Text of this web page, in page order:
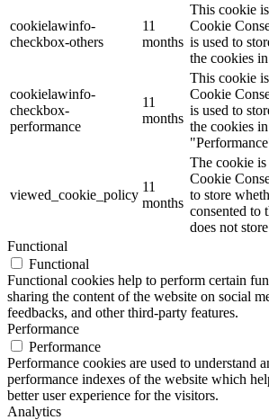
cookielawinfo-
checkbox-others
11
months
This cookie
Cookie
is used to
the cookies
cookielawinfo-
checkbox-
performance
11
months
This cookie
Cookie
is used to
the cookies
viewed_cookie_policy
11
months
The cookie
Cookie
to store
consented to
does not
Functional
Functional
Functional cookies help to perform certain
sharing the content of the website on social
feedbacks, and other third-party features.
Performance
Performance
Performance cookies are used to understand
performance indexes of the website which
better user experience for the visitors.
Analytics